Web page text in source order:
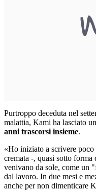
Purtroppo deceduta nel
malattia, Kami ha lasciato
anni trascorsi insieme.
«Ho iniziato a scrivere
cremata -, quasi sotto
venivano da sole, come un
dal lavoro. In due mesi e
anche per non dimenticare